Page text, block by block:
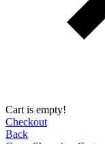
Cart is empty!
Checkout
Back